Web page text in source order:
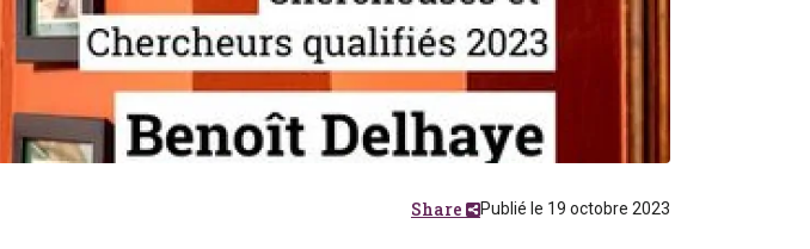
Publié le 19 octobre 2023
Share